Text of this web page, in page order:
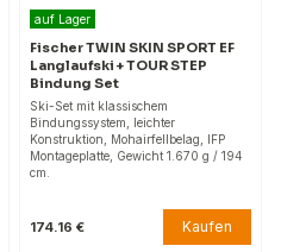
auf Lager
Fischer TWIN SKIN SPORT EF
Langlaufski + TOUR STEP
Bindung Set
Ski-Set mit klassischem
Bindungssystem, leichter
Konstruktion, Mohairfellbelag, IFP
Montageplatte, Gewicht 1.670 g / 194
cm.
174.16 € Kaufen